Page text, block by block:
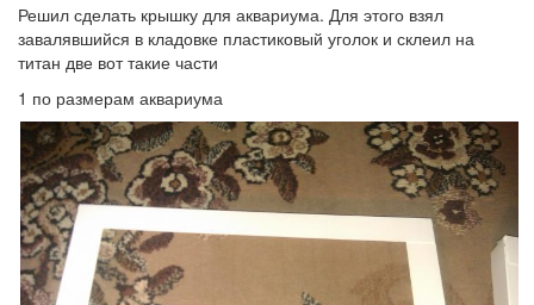
Решил сделать крышку для аквариума. Для этого взял
завалявшийся в кладовке пластиковый уголок и склеил на
титан две вот такие части
1 по размерам аквариума